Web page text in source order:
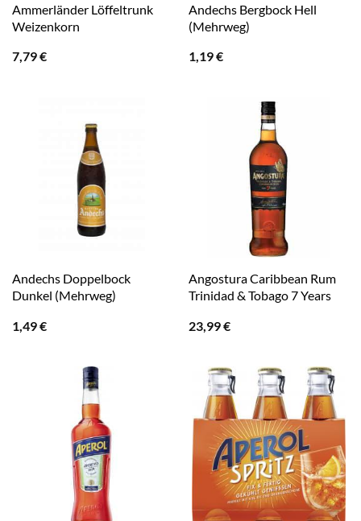
Ammerländer Löffeltrunk
Weizenkorn
7,79€
Andechs Bergbock Hell
(Mehrweg)
1,19€
Andechs Doppelbock
Dunkel (Mehrweg)
1,49€
Angostura Caribbean Rum
Trinidad & Tobago 7 Years
23,99€